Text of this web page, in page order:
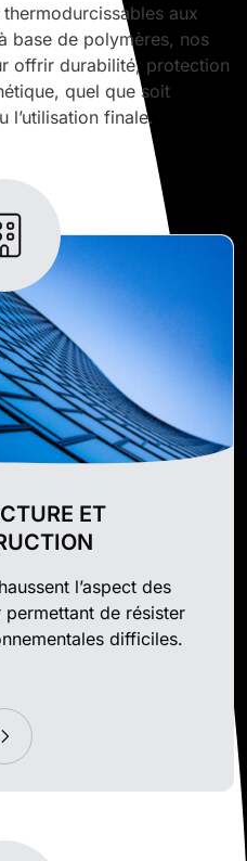
aux
base de polymères, nos
offrir durabilité, protection
quel que soit
l’utilisation finale.
ET
l’aspect des
de résister
difficiles.